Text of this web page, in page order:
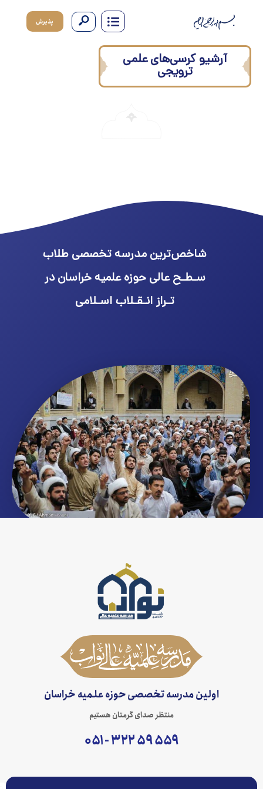
آرشیو کرسی‌های علمی
ترویجی
شاخص‌ترین مدرسه تخصصی طلاب
سـطـح عالی حوزه علمیه خراسان در
تـراز انـقـلاب اسـلامی
اولین مدرسه تخصصی حوزه علمیه خراسان
منتظر صدای گرمتان هستیم